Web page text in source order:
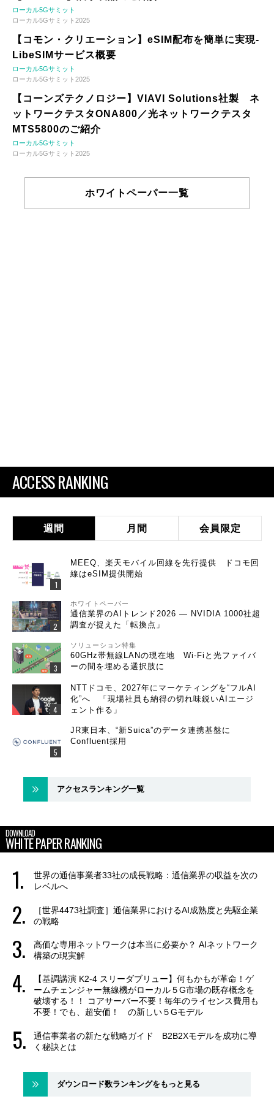
ローカル5Gサミット
ローカル5Gサミット2025
【コモン・クリエーション】eSIM配布を簡単に実現-
LibeSIMサービス概要
ローカル5Gサミット
ローカル5Gサミット2025
【コーンズテクノロジー】VIAVI Solutions社製 ネ
ットワークテスタONA800／光ネットワークテスタ
MTS5800のご紹介
ローカル5Gサミット
ローカル5Gサミット2025
ホワイトペーパー一覧
ACCESS RANKING
週間 月間 会員限定
MEEQ、楽天モバイル回線を先行提供 ドコモ回
線はeSIM提供開始
ホワイトペーパー
通信業界のAIトレンド2026 ― NVIDIA 1000社超
調査が捉えた「転換点」
ソリューション特集
60GHz帯無線LANの現在地 Wi-Fiと光ファイバ
ーの間を埋める選択肢に
NTTドコモ、2027年にマーケティングを“フルAI
化”へ 「現場社員も納得の切れ味鋭いAIエージ
ェント作る」
JR東日本、“新Suica”のデータ連携基盤に
Confluent採用
アクセスランキング一覧
DOWNLOAD
WHITE PAPER RANKING
世界の通信事業者33社の成長戦略：通信業界の収益を次の
レベルへ
［世界4473社調査］通信業界におけるAI成熟度と先駆企業
の戦略
高価な専用ネットワークは本当に必要か？ AIネットワーク
構築の現実解
【基調講演 K2-4 スリーダブリュー】何もかもが革命！ゲ
ームチェンジャー無線機がローカル５G市場の既存概念を
破壊する！！ コアサーバー不要！毎年のライセンス費用も
不要！でも、超安価！ の新しい５Gモデル
通信事業者の新たな戦略ガイド B2B2Xモデルを成功に導
く秘訣とは
ダウンロード数ランキングをもっと見る